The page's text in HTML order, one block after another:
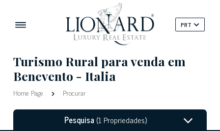
PRT
Turismo Rural para venda em
Benevento - Italia
Home Page Procurar
Pesquisa(1 Propriedades)